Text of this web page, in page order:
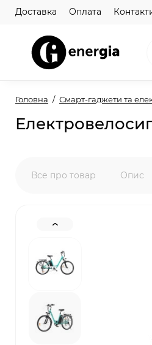
Доставка Оплата
Головна Смарт-гаджети та
Все про товар Опис